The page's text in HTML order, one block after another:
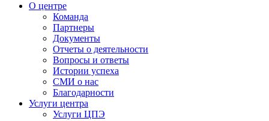
О центре
Команда
Партнеры
Документы
Отчеты о деятельности
Вопросы и ответы
Истории успеха
СМИ о нас
Благодарности
Услуги центра
Услуги ЦПЭ